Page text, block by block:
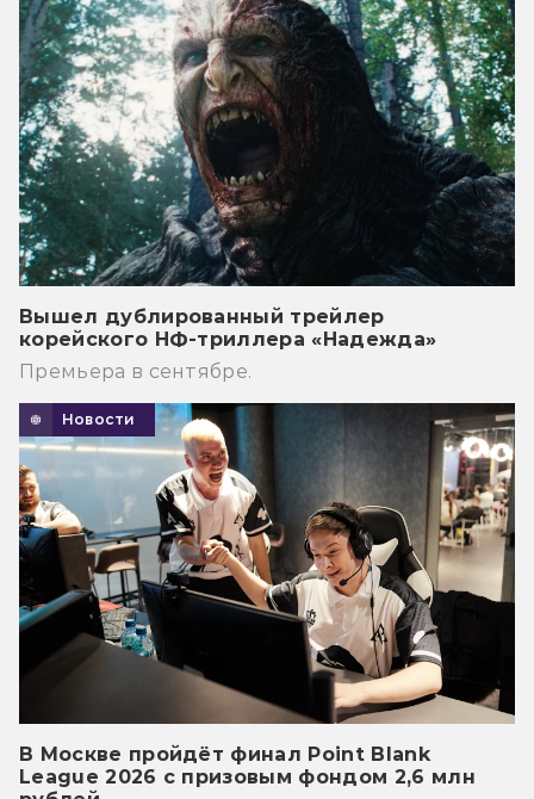
Вышел дублированный трейлер
корейского НФ-триллера «Надежда»
Премьера в сентябре.
Новости
В Москве пройдёт финал Point Blank
League 2026 с призовым фондом 2,6 млн